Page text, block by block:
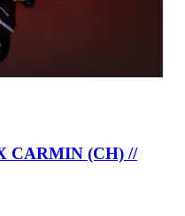
CARMIN (CH) //